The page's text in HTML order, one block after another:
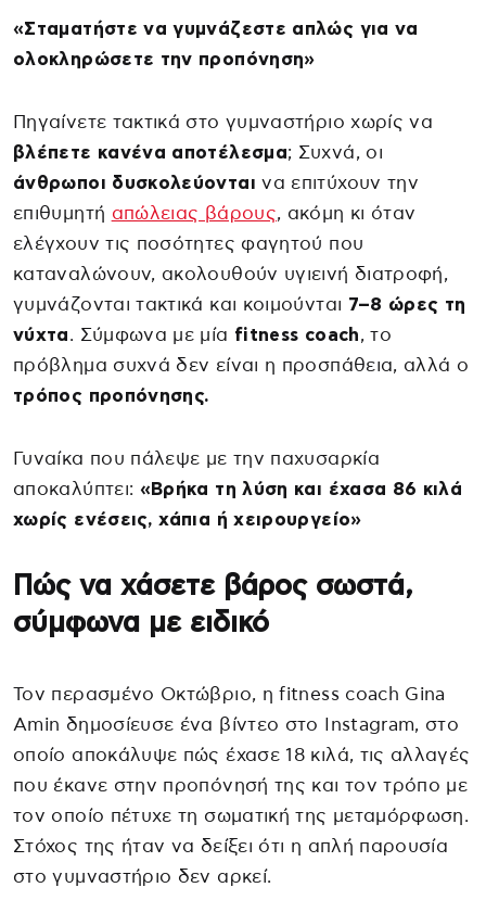
«Σταματήστε να γυμνάζεστε απλώς για να
ολοκληρώσετε την προπόνηση»
Πηγαίνετε τακτικά στο γυμναστήριο χωρίς να
βλέπετε κανένα αποτέλεσμα; Συχνά, οι
άνθρωποι δυσκολεύονται να επιτύχουν την
επιθυμητή απώλειας βάρους, ακόμη κι όταν
ελέγχουν τις ποσότητες φαγητού που
καταναλώνουν, ακολουθούν υγιεινή διατροφή,
γυμνάζονται τακτικά και κοιμούνται 7–8 ώρες τη
νύχτα. Σύμφωνα με μία fitness coach, το
πρόβλημα συχνά δεν είναι η προσπάθεια, αλλά ο
τρόπος προπόνησης.
Γυναίκα που πάλεψε με την παχυσαρκία
αποκαλύπτει: «Βρήκα τη λύση και έχασα 86 κιλά
χωρίς ενέσεις, χάπια ή χειρουργείο»
Πώς να χάσετε βάρος σωστά,
σύμφωνα με ειδικό
Τον περασμένο Οκτώβριο, η fitness coach Gina
Amin δημοσίευσε ένα βίντεο στο Instagram, στο
οποίο αποκάλυψε πώς έχασε 18 κιλά, τις αλλαγές
που έκανε στην προπόνησή της και τον τρόπο με
τον οποίο πέτυχε τη σωματική της μεταμόρφωση.
Στόχος της ήταν να δείξει ότι η απλή παρουσία
στο γυμναστήριο δεν αρκεί.